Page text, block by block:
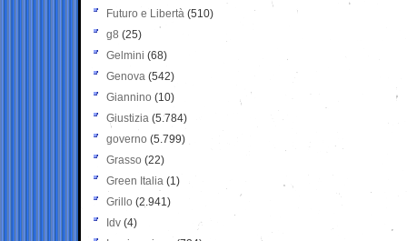
Futuro e Libertà (510)
g8 (25)
Gelmini (68)
Genova (542)
Giannino (10)
Giustizia (5.784)
governo (5.799)
Grasso (22)
Green Italia (1)
Grillo (2.941)
Idv (4)